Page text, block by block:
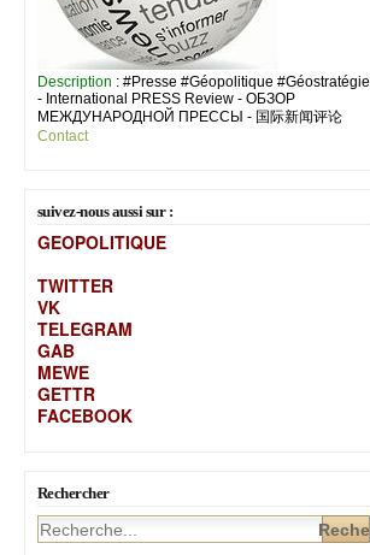
Description : #Presse #Géopolitique #Géostratégie
- International PRESS Review - ОБЗОР
МЕЖДУНАРОДНОЙ ПРЕССЫ - 国际新闻评论
Contact
suivez-nous aussi sur :
GEOPOLITIQUE
TWITTER
VK
TELEGRAM
GAB
MEWE
GETTR
FACEBOOK
Rechercher